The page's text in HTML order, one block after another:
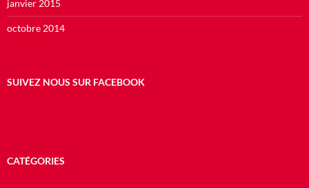
janvier 2015
octobre 2014
SUIVEZ NOUS SUR FACEBOOK
CATÉGORIES